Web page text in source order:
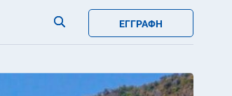
ΕΓΓΡΑΦΉ